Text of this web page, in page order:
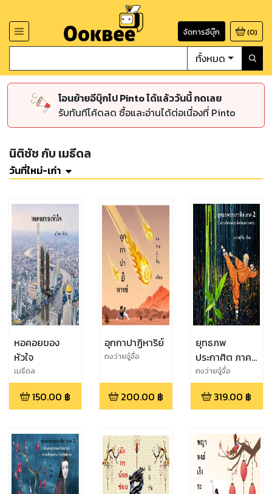
จัดการอีบุ๊ก (0)
ทั้งหมด
โอนย้ายอีบุ๊กไป Pinto ได้แล้ววันนี้ กดเลย
รับทันทีโค้ดลด ซื้อและอ่านได้ต่อเนื่องที่ Pinto
นิติชัช กับ เมธีดล
วันที่ใหม่-เก่า
หอคอยของ
หัวใจ
เมธีดล
150.00 ฿
อุกกาปาฏิหาริย์
ถงว่ายจู๋จื่อ
200.00 ฿
ยุทธภพ
ประกาศิต ภาค
2 : ไผ่งามไหว
คล้อย หิ่งห้อย
พร่างพราย
ถงว่ายจู๋จื่อ
319.00 ฿